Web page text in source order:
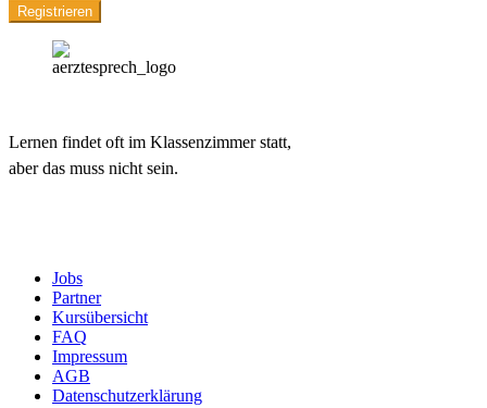
Registrieren
Lernen findet oft im Klassenzimmer statt,
aber das muss nicht sein.
Jobs
Partner
Kursübersicht
FAQ
Impressum
AGB
Datenschutzerklärung